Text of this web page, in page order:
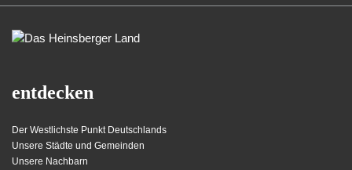
entdecken
Der Westlichste Punkt Deutschlands
Unsere Städte und Gemeinden
Unsere Nachbarn